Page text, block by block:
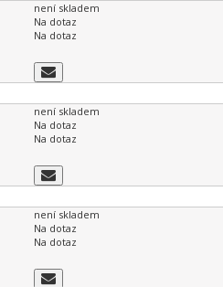
není skladem
Na dotaz
Na dotaz
není skladem
Na dotaz
Na dotaz
není skladem
Na dotaz
Na dotaz